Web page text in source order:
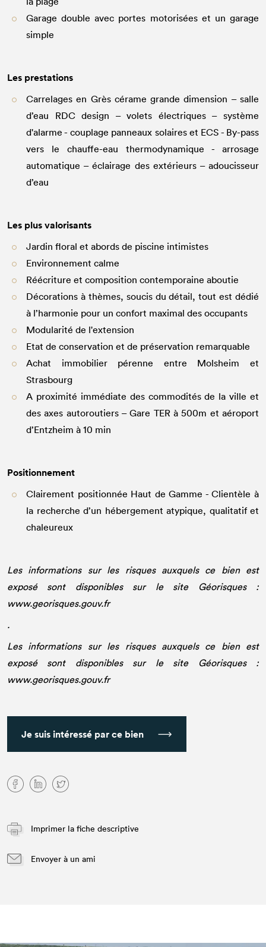
Garage double avec portes motorisées et un garage
simple
Les prestations
Carrelages en Grès cérame grande dimension – salle
d’eau RDC design – volets électriques – système
d'alarme - couplage panneaux solaires et ECS - By-pass
vers le chauffe-eau thermodynamique - arrosage
automatique – éclairage des extérieurs – adoucisseur
d’eau
Les plus valorisants
Jardin floral et abords de piscine intimistes
Environnement calme
Réécriture et composition contemporaine aboutie
Décorations à thèmes, soucis du détail, tout est dédié
à l’harmonie pour un confort maximal des occupants
Modularité de l'extension
Etat de conservation et de préservation remarquable
Achat immobilier pérenne entre Molsheim et
Strasbourg
A proximité immédiate des commodités de la ville et
des axes autoroutiers – Gare TER à 500m et aéroport
d’Entzheim à 10 min
Positionnement
Clairement positionnée Haut de Gamme - Clientèle à
la recherche d’un hébergement atypique, qualitatif et
chaleureux
Les informations sur les risques auxquels ce bien est
exposé sont disponibles sur le site Géorisques :
www.georisques.gouv.fr
.
Les informations sur les risques auxquels ce bien est
exposé sont disponibles sur le site Géorisques :
www.georisques.gouv.fr
Je suis intéressé par ce bien
Imprimer la fiche descriptive
Envoyer à un ami